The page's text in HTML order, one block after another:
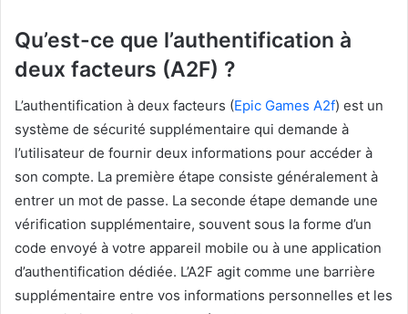
Qu’est-ce que l’authentification à
deux facteurs (A2F) ?
L’authentification à deux facteurs (Epic Games A2f) est un
système de sécurité supplémentaire qui demande à
l’utilisateur de fournir deux informations pour accéder à
son compte. La première étape consiste généralement à
entrer un mot de passe. La seconde étape demande une
vérification supplémentaire, souvent sous la forme d’un
code envoyé à votre appareil mobile ou à une application
d’authentification dédiée. L’A2F agit comme une barrière
supplémentaire entre vos informations personnelles et les